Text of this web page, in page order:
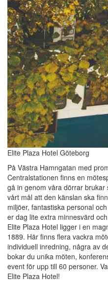
Elite Plaza Hotel Göteborg
På Västra Hamngatan med
Centralstationen finns en
gå in genom våra dörrar
vårt mål att den känslan ska
miljöer, fantastiska personal
er dag lite extra minnesvärd
Elite Plaza Hotel ligger i en
1889. Här finns flera vackra
individuell inredning, några av
bokar du unika möten,
event för upp till 60 personer.
Elite Plaza Hotel!‎